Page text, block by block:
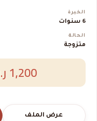
الخبرة
6 سنوات
الحالة
متزوجة
1,200 ر.ق
عرض الملف